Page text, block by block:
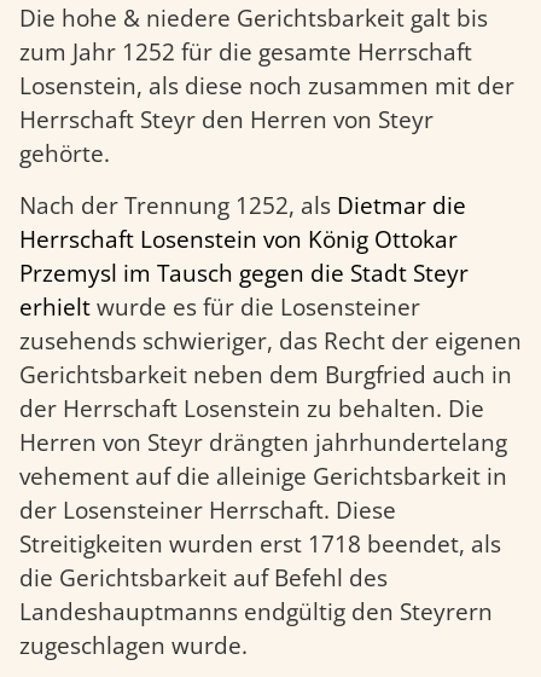
Die hohe & niedere Gerichtsbarkeit galt bis
zum Jahr 1252 für die gesamte Herrschaft
Losenstein, als diese noch zusammen mit der
Herrschaft Steyr den Herren von Steyr
gehörte.
Nach der Trennung 1252, als Dietmar die
Herrschaft Losenstein von König Ottokar
Przemysl im Tausch gegen die Stadt Steyr
erhieltwurde es für die Losensteiner
zusehends schwieriger, das Recht der eigenen
Gerichtsbarkeit neben dem Burgfried auch in
der Herrschaft Losenstein zu behalten. Die
Herren von Steyr drängten jahrhundertelang
vehement auf die alleinige Gerichtsbarkeit in
der Losensteiner Herrschaft. Diese
Streitigkeiten wurden erst 1718 beendet, als
die Gerichtsbarkeit auf Befehl des
Landeshauptmanns endgültig den Steyrern
zugeschlagen wurde.